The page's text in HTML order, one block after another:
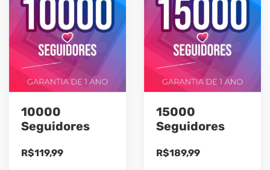
10000
Seguidores
R$119,99
15000
Seguidores
R$189,99